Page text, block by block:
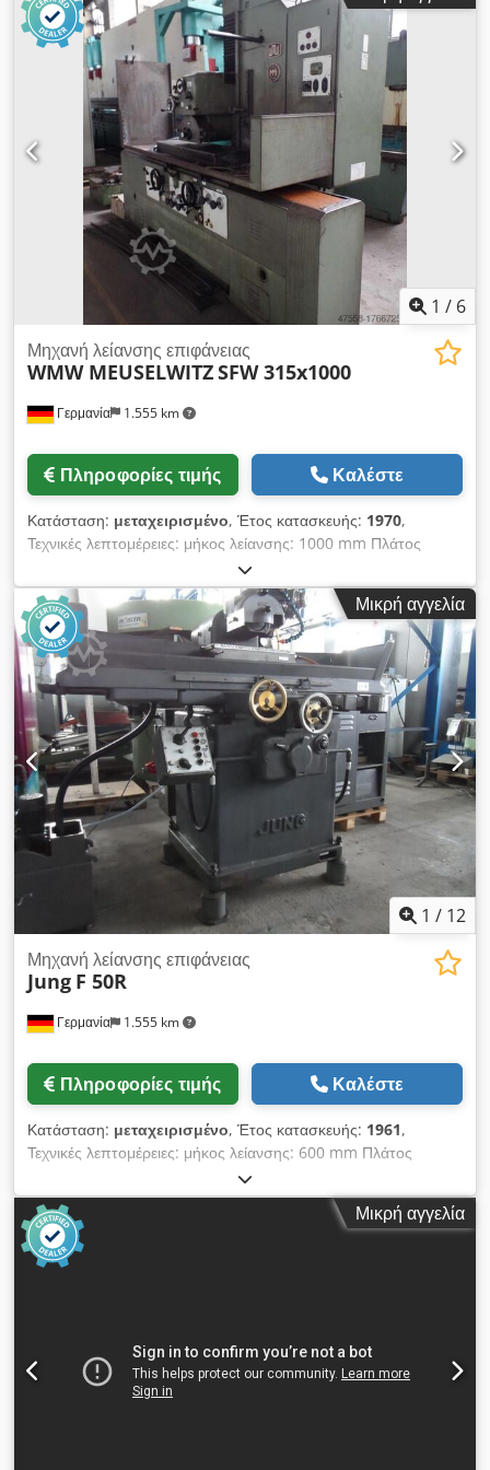
κατεργαζόμενου τεμαχίου: 250 mm Μέγιστο μήκος λείανσης:
340 mm Μέγιστο βάρος κατεργαζόμενου τεμαχίου: 50 kg
Μέγιστη διάμετρος τροχού λείανσης: 150 mm Στροφές: 8000
σ.α.λ. Υποδοχή κατεργαζόμενου τεμαχίου: SK 50 Επιπλέον
πληροφορίες: Το μηχάνημα μπορεί να επιθεωρηθεί υπό ρεύμα.
1 / 6
Γερμανία 1.555 km
Μηχανή λείανσης επιφάνειας
WMW MEUSELWITZSFW 315x1000
Πληροφορίες τιμής Καλέστε
Κατάσταση: μεταχειρισμένο, Έτος κατασκευής: 1970,
Τεχνικές λεπτομέρειες: μήκος λείανσης: 1000 mm Πλάτος
λείανσης: 315 mm Ύψος τεμαχίου εργασίας: 390/455 mm
Πρόωση: εγκάρσια: 0,3-3,5 mm Ρύθμιση τραπεζιού: κατά
μήκος 1150 mm Ταχύτητα τραπέζης: 2,5-25 m/min Μέγεθος
τραπεζιού: 2120 x 600 mm Μέγεθος μαγνητικής πλάκας: 1000
x 315 x 100 mm Επιφάνεια σύσφιξης τραπεζιού: 1160 x 315
mm Είσοδος ατράκτου λείανσης: 0,002 - 0,05 mm Απόσταση
τραπέζι - κέντρο ατράκτου: μέγ. 550 mm Προβολή της κεφαλής
της ατράκτου: 200-580 mm Ταχύτητα ατράκτου λείανσης:
1500/3000 στροφές ανά λεπτό Συνολική απαίτηση ισχύος:
10,5 kW Βάρος μηχανήματος περίπου: 5,0 τόνοι Διαστάσεις
μηχανήματος περίπου: ΜxΠxΥ: 1,3x1,4x1,95 m Διαστάσεις
συστήματος ψύξης ΜxΠxΥ: 0,7x0,7x0,55 m - Σύστημα
ψυκτικού υγρού (δεξαμενή με αντλία) - 2 υποδοχές δίσκων
λείανσης - 4 πόδια μηχανής Dsdpfsu Nggzsx Aqiskr
Μικρή αγγελία
1 / 12
Γερμανία 1.555 km
Μηχανή λείανσης επιφάνειας
Jung F 50R
Πληροφορίες τιμής Καλέστε
Κατάσταση: μεταχειρισμένο, Έτος κατασκευής: 1961,
Τεχνικές λεπτομέρειες: μήκος λείανσης: 600 mm Πλάτος
λείανσης: 200 mm Ύψος τεμαχίου εργασίας: 270 mm Μήκος
λείανσης: με μαγνήτη: 500 mm Απόσταση κέντρου ατράκτου -
επιφάνειας σύσφιξης, ελάχ: 350 mm Ταχύτητα ατράκτου
λείανσης: 1000...4700 στροφές ανά λεπτό Επιφάνεια σύσφιξης
τραπεζιού: 720 x 200 mm Φορτίο τραπέζης: 60 kp Μέγεθος
περίπου: 1600 + 176 kg ανορθωτής kg Διαστάσεις
μηχανήματος περίπου ΠxΠxΥ: 1,4 x 1,8 x 1,7 m Διαστάσεις
μεταφοράς του μηχανήματος: 1,4 x 1,8 x 1,6 m Διαστάσεις
Μικρή αγγελία